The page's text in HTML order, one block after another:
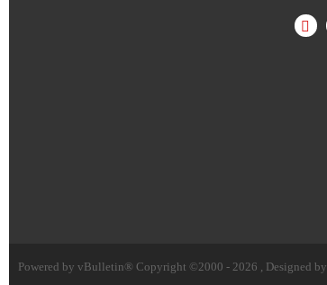
Powered by vBulletin® Copyright ©2000 - 2026 , Designed by